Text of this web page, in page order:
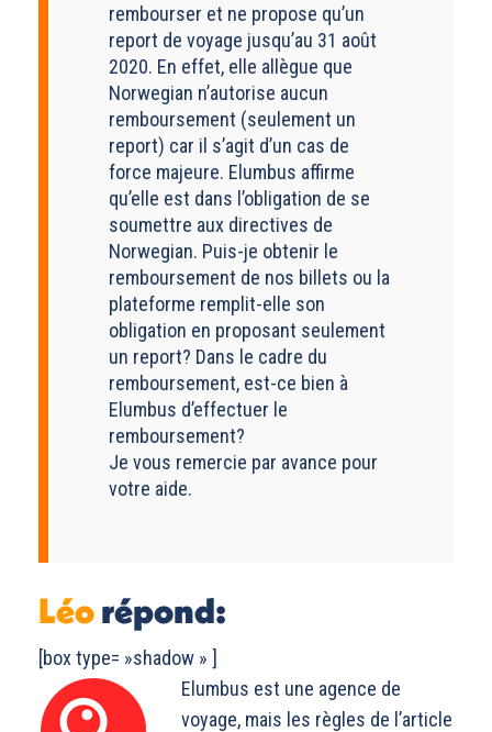
rembourser et ne propose qu’un
report de voyage jusqu’au 31 août
2020. En effet, elle allègue que
Norwegian n’autorise aucun
remboursement (seulement un
report) car il s’agit d’un cas de
force majeure. Elumbus affirme
qu’elle est dans l’obligation de se
soumettre aux directives de
Norwegian. Puis-je obtenir le
remboursement de nos billets ou la
plateforme remplit-elle son
obligation en proposant seulement
un report? Dans le cadre du
remboursement, est-ce bien à
Elumbus d’effectuer le
remboursement?
Je vous remercie par avance pour
votre aide.
Léorépond:
[box type= »shadow » ]
Elumbus est une agence de
voyage, mais les règles de l’article